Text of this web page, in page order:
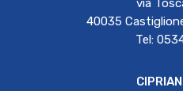
via
40035
Tel: